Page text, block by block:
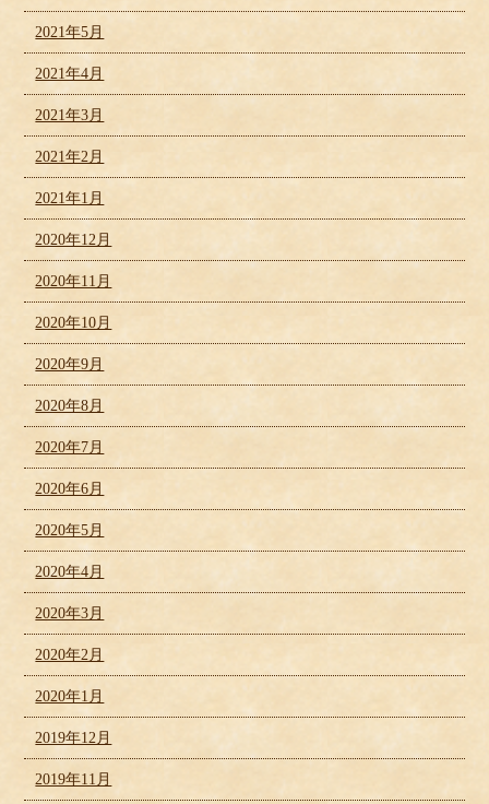
2021年5月
2021年4月
2021年3月
2021年2月
2021年1月
2020年12月
2020年11月
2020年10月
2020年9月
2020年8月
2020年7月
2020年6月
2020年5月
2020年4月
2020年3月
2020年2月
2020年1月
2019年12月
2019年11月